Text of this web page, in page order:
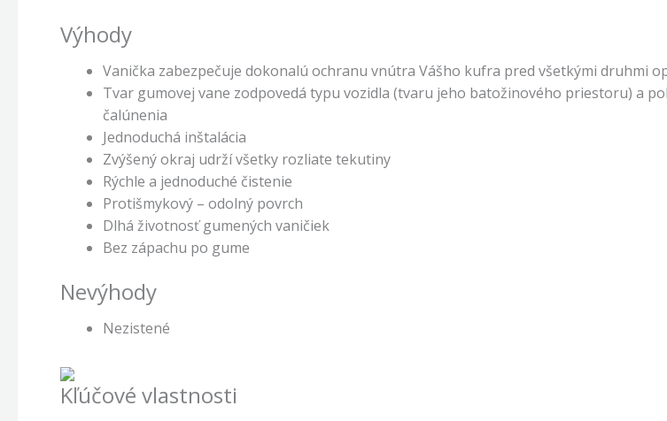
Výhody
Vanička zabezpečuje dokonalú ochranu vnútra Vášho kufra pred všetkými druhmi
Tvar gumovej vane zodpovedá typu vozidla (tvaru jeho batožinového priestoru) a
čalúnenia
Jednoduchá inštalácia
Zvýšený okraj udrží všetky rozliate tekutiny
Rýchle a jednoduché čistenie
Protišmykový – odolný povrch
Dlhá životnosť gumených vaničiek
Bez zápachu po gume
Nevýhody
Nezistené
Kľúčové vlastnosti